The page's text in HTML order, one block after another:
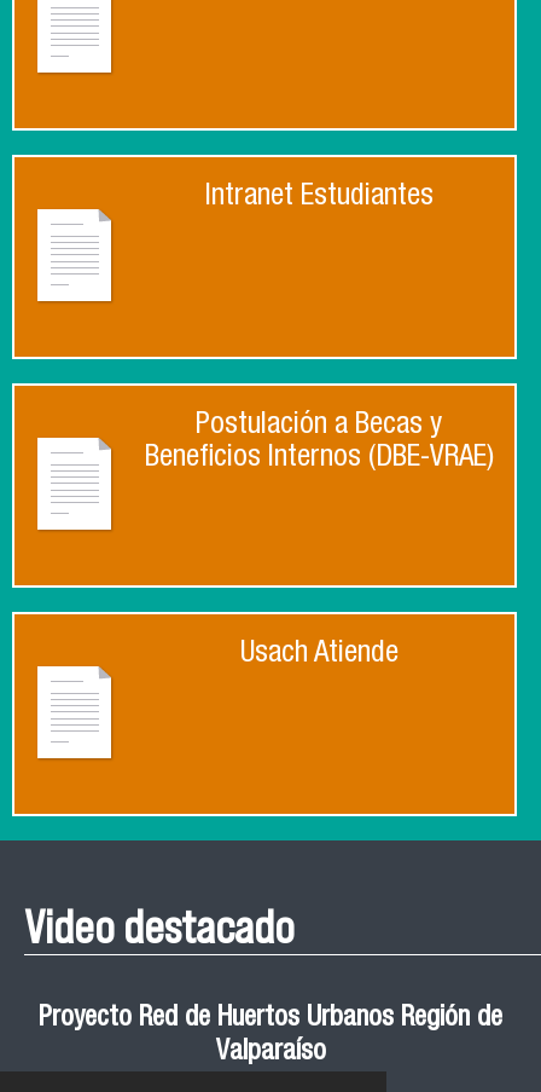
Intranet Estudiantes
Postulación a Becas y
Beneficios Internos (DBE-VRAE)
Usach Atiende
Video destacado
Proyecto Red de Huertos Urbanos Región de
Valparaíso